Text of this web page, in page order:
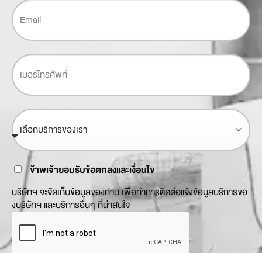
ข้าพเจ้ายอมรับข้อตกลงและเงื่อนไข
บริษัทฯ จะจัดเก็บข้อมูลของท่าน เพื่อทำการติดต่อแจ้งข้อมูลบริการขอ
งบริษัทฯ และบริการอื่นๆ ที่น่าสนใจ